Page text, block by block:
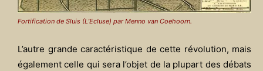
Fortification de Sluis (L’Ecluse) par Menno van Coehoorn.
L’autre grande caractéristique de cette révolution, mais
également celle qui sera l’objet de la plupart des débats